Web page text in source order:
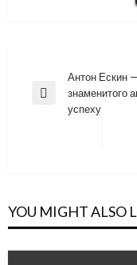
Навигация
по
Previous
Антон Ескин
знаменитого
успеху
YOU MIGHT ALSO